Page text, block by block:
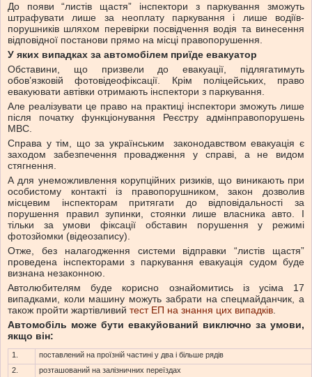
До появи “листів щастя” інспектори з паркування зможуть
штрафувати лише за неоплату паркування і лише водіїв-
порушників шляхом перевірки посвідчення водія та винесення
відповідної постанови прямо на місці правопорушення.
У яких випадках за автомобілем приїде евакуатор
Обставини, що призвели до евакуації, підлягатимуть
обов’язковій фотовідеофіксації. Крім поліцейських, право
евакуювати автівки отримають інспектори з паркування.
Але реалізувати це право на практиці інспектори зможуть лише
після початку функціонування Реєстру адмінправопорушень
МВС.
Справа у тім, що за українським законодавством евакуація є
заходом забезпечення провадження у справі, а не видом
стягнення.
А для унеможливлення корупційних ризиків, що виникають при
особистому контакті із правопорушником, закон дозволив
місцевим інспекторам притягати до відповідальності за
порушення правил зупинки, стоянки лише власника авто. І
тільки за умови фіксації обставин порушення у режимі
фотозйомки (відеозапису).
Отже, без налагодження системи відправки “листів щастя”
проведена інспекторами з паркування евакуація судом буде
визнана незаконною.
Автолюбителям буде корисно ознайомитись із усіма 17
випадками, коли машину можуть забрати на спецмайданчик, а
також пройти жартівливий тест ЕП на знання цих випадків.
Автомобіль може бути евакуйований виключно за умови,
якщо він:
1.
поставлений на проїзній частині у два і більше рядів
2.
розташований на залізничних переїздах